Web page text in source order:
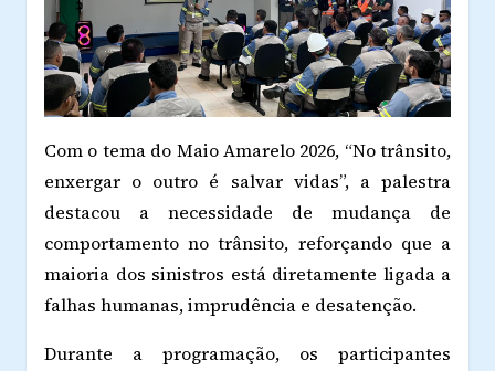
Com o tema do Maio Amarelo 2026, “No trânsito,
enxergar o outro é salvar vidas”, a palestra
destacou a necessidade de mudança de
comportamento no trânsito, reforçando que a
maioria dos sinistros está diretamente ligada a
falhas humanas, imprudência e desatenção.
Durante a programação, os participantes